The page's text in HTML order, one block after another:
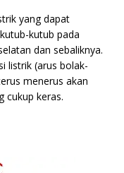
yang dapat
kutub pada
dan sebaliknya.
listrik (arus bolak-
menerus akan
cukup keras.